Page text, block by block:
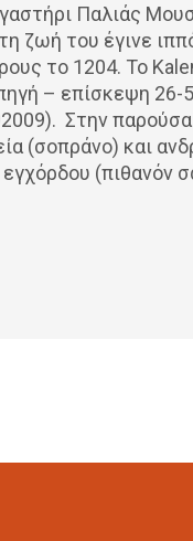
Παλιάς
ζωή του έγινε
το 1204. Το
– επίσκεψη 26-
Στην
(σοπράνο) και
(πιθανόν